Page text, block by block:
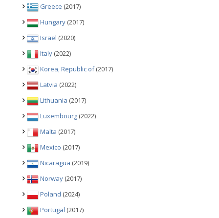
Greece (2017)
Hungary (2017)
Israel (2020)
Italy (2022)
Korea, Republic of(2017)
Latvia (2022)
Lithuania (2017)
Luxembourg (2022)
Malta (2017)
Mexico (2017)
Nicaragua (2019)
Norway (2017)
Poland (2024)
Portugal (2017)